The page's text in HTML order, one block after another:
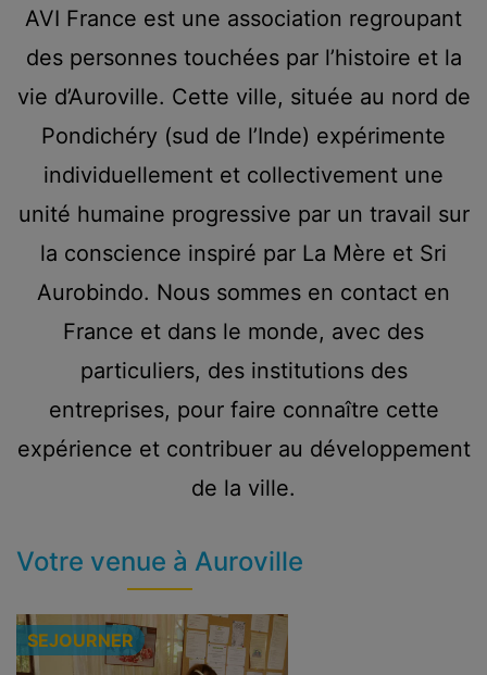
AVI France est une association regroupant
des personnes touchées par l’histoire et la
vie d’Auroville. Cette ville, située au nord de
Pondichéry (sud de l’Inde) expérimente
individuellement et collectivement une
unité humaine progressive par un travail sur
la conscience inspiré par La Mère et Sri
Aurobindo. Nous sommes en contact en
France et dans le monde, avec des
particuliers, des institutions des
entreprises, pour faire connaître cette
expérience et contribuer au développement
de la ville.
Votre venue à Auroville
SEJOURNER